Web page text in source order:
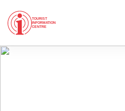
TOURIST
INFORMATION
CENTRE